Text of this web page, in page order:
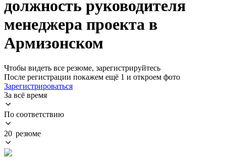
должность руководителя
менеджера проекта в
Армизонском
Чтобы видеть все резюме, зарегистрируйтесь
После регистрации покажем ещё 1 и откроем фото
Зарегистрироваться
За всё время
По соответствию
20 резюме